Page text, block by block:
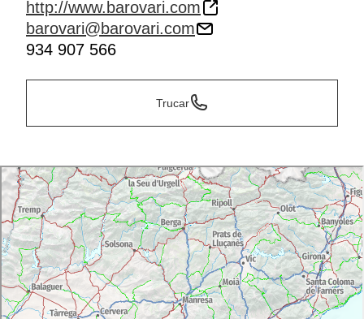
http://www.barovari.com
barovari@barovari.com
934 907 566
Trucar